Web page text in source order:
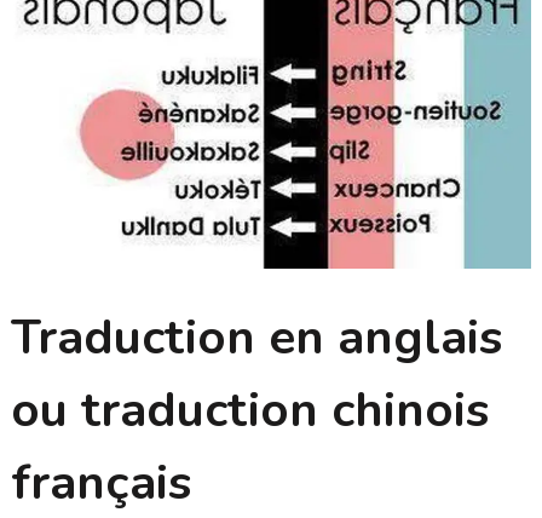
Traduction en anglais
ou traduction chinois
français